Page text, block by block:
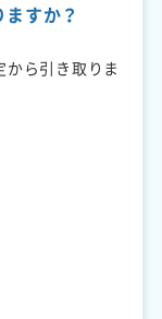
すか？
ら引き取りま